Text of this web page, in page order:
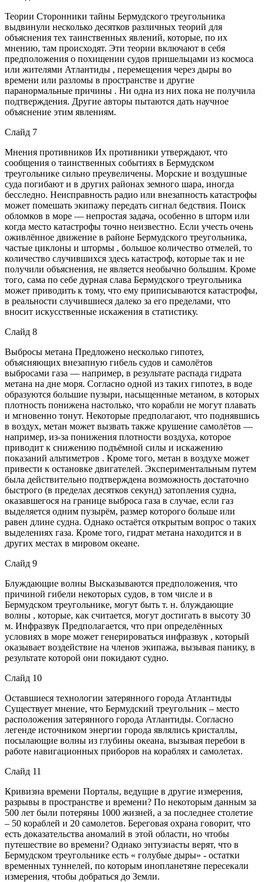
Теории Сторонники тайны Бермудского треугольника
выдвинули несколько десятков различных теорий для
объяснения тех таинственных явлений, которые, по их
мнению, там происходят. Эти теории включают в себя
предположения о похищении судов пришельцами из космоса
или жителями Атлантиды , перемещения через дыры во
времени или разломы в пространстве и другие
паранормальные причины . Ни одна из них пока не получила
подтверждения. Другие авторы пытаются дать научное
объяснение этим явлениям.
Слайд 7
Мнения противников Их противники утверждают, что
сообщения о таинственных событиях в Бермудском
треугольнике сильно преувеличены. Морские и воздушные
суда погибают и в других районах земного шара, иногда
бесследно. Неисправность радио или внезапность катастрофы
может помешать экипажу передать сигнал бедствия. Поиск
обломков в море — непростая задача, особенно в шторм или
когда место катастрофы точно неизвестно. Если учесть очень
оживлённое движение в районе Бермудского треугольника,
частые циклоны и штормы , большое количество отмелей, то
количество случившихся здесь катастроф, которые так и не
получили объяснения, не является необычно большим. Кроме
того, сама по себе дурная слава Бермудского треугольника
может приводить к тому, что ему приписываются катастрофы,
в реальности случившиеся далеко за его пределами, что
вносит искусственные искажения в статистику.
Слайд 8
Выбросы метана Предложено несколько гипотез,
объясняющих внезапную гибель судов и самолётов
выбросами газа — например, в результате распада гидрата
метана на дне моря. Согласно одной из таких гипотез, в воде
образуются большие пузыри, насыщенные метаном, в которых
плотность понижена настолько, что корабли не могут плавать
и мгновенно тонут. Некоторые предполагают, что поднявшись
в воздух, метан может вызвать также крушение самолётов —
например, из-за понижения плотности воздуха, которое
приводит к снижению подъёмной силы и искажению
показаний альтиметров . Кроме того, метан в воздухе может
привести к остановке двигателей. Экспериментальным путем
была действительно подтверждена возможность достаточно
быстрого (в пределах десятков секунд) затопления судна,
оказавшегося на границе выброса газа в случае, если газ
выделяется одним пузырём, размер которого больше или
равен длине судна. Однако остаётся открытым вопрос о таких
выделениях газа. Кроме того, гидрат метана находится и в
других местах в мировом океане.
Слайд 9
Блуждающие волны Высказываются предположения, что
причиной гибели некоторых судов, в том числе и в
Бермудском треугольнике, могут быть т. н. блуждающие
волны , которые, как считается, могут достигать в высоту 30
м. Инфразвук Предполагается, что при определённых
условиях в море может генерироваться инфразвук , который
оказывает воздействие на членов экипажа, вызывая панику, в
результате которой они покидают судно.
Слайд 10
Оставшиеся технологии затерянного города Атлантиды
Существует мнение, что Бермудский треугольник – место
расположения затерянного города Атлантиды. Согласно
легенде источником энергии города являлись кристаллы,
посылающие волны из глубины океана, вызывая перебои в
работе навигационных приборов на кораблях и самолетах.
Слайд 11
Кривизна времени Порталы, ведущие в другие измерения,
разрывы в пространстве и времени? По некоторым данным за
500 лет были потеряны 1000 жизней, а за последнее столетие
– 50 кораблей и 20 самолетов. Береговая охрана говорит, что
есть доказательства аномалий в этой области, но чтобы
путешествие во времени? Однако энтузиасты верят, что в
Бермудском треугольнике есть « голубые дыры» - остатки
временных туннелей, по которым инопланетяне пересекали
измерения, чтобы добраться до Земли.